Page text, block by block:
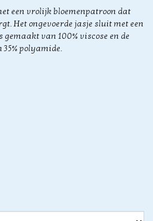
een vrolijk bloemenpatroon dat
Het ongevoerde jasje sluit met een
van 100% viscose en de
35% polyamide.